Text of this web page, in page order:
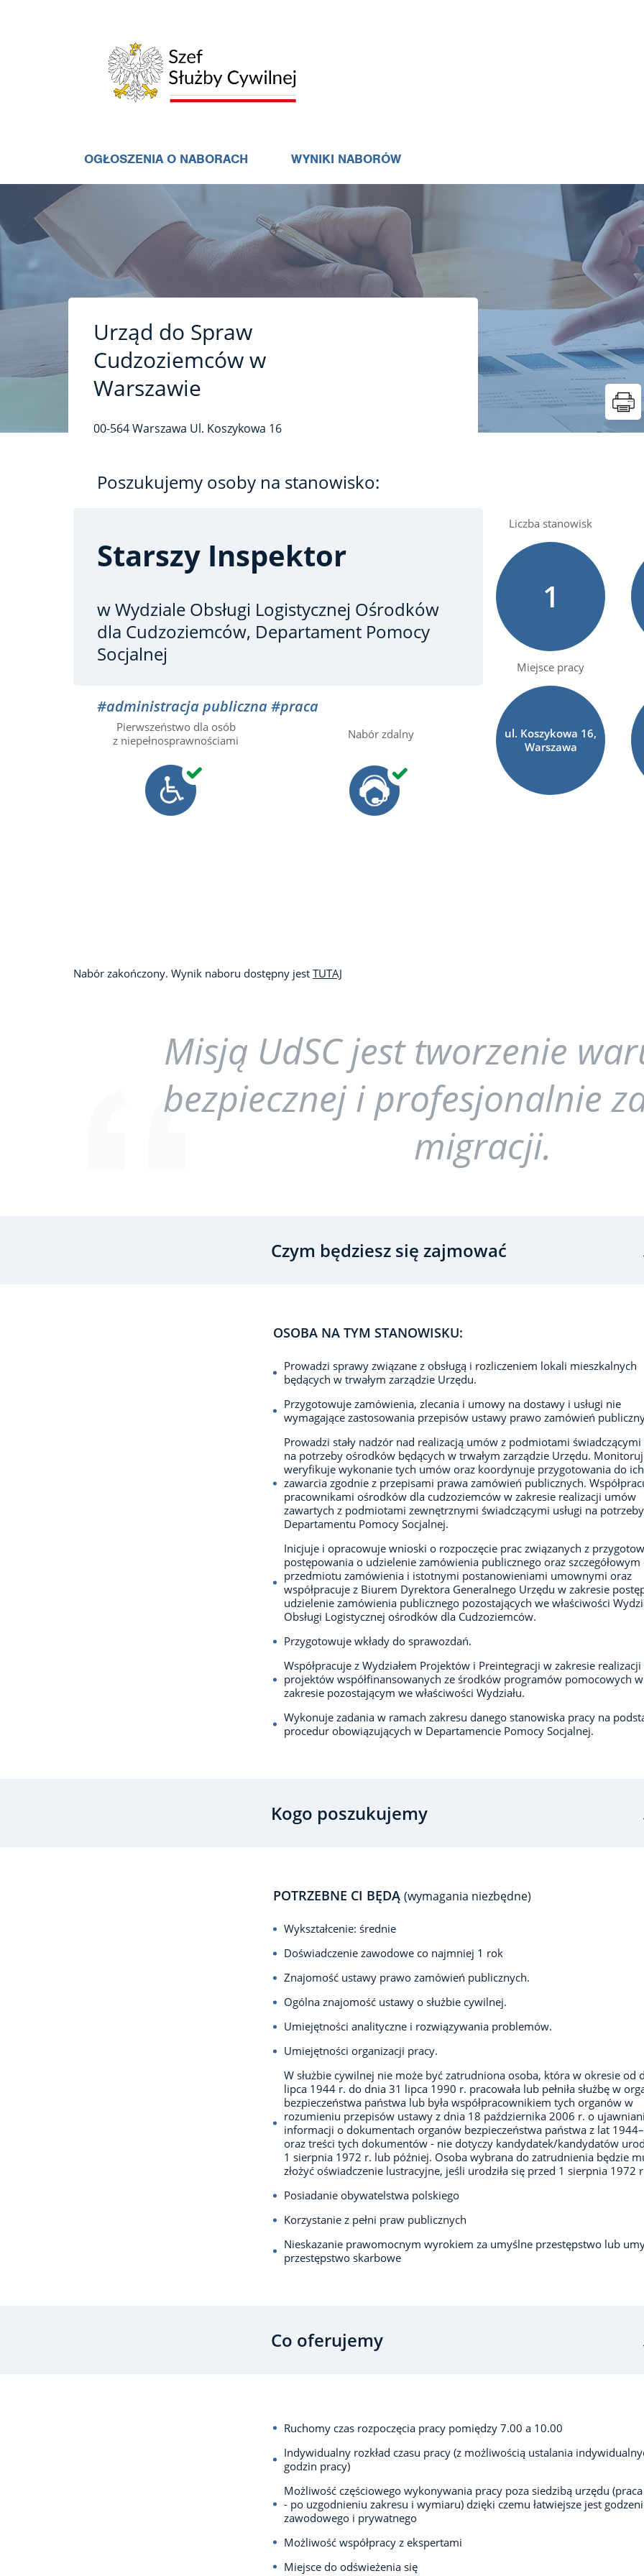
OGŁOSZENIA O NABORACH WYNIKI NABORÓW
Urząd do Spraw
Cudzoziemców w
Warszawie
00-564Warszawa Ul. Koszykowa 16
Poszukujemy osoby na stanowisko:
Starszy Inspektor
w Wydziale Obsługi Logistycznej Ośrodków
dla Cudzoziemców, Departament Pomocy
Socjalnej
#administracja publiczna#praca
Pierwszeństwo dla osób
z niepełnosprawnościami
Nabór zdalny
Liczba stanowisk
1
Miejsce pracy
ul. Koszykowa 16,
Warszawa
Nabór zakończony. Wynik naboru dostępny jest TUTAJ
Misją UdSC jest tworzenie
bezpiecznej i profesjonalnie
migracji.
Czym będziesz się zajmować
OSOBA NA TYM STANOWISKU:
Prowadzi sprawy związane z obsługą i rozliczeniem lokali mieszkalnych
będących w trwałym zarządzie Urzędu.
Przygotowuje zamówienia, zlecania i umowy na dostawy i usługi nie
wymagające zastosowania przepisów ustawy prawo zamówień
Prowadzi stały nadzór nad realizacją umów z podmiotami świadczącymi
na potrzeby ośrodków będących w trwałym zarządzie Urzędu.
weryfikuje wykonanie tych umów oraz koordynuje przygotowania do ich
zawarcia zgodnie z przepisami prawa zamówień publicznych.
pracownikami ośrodków dla cudzoziemców w zakresie realizacji umów
zawartych z podmiotami zewnętrznymi świadczącymi usługi na potrzeby
Departamentu Pomocy Socjalnej.
Inicjuje i opracowuje wnioski o rozpoczęcie prac związanych z
postępowania o udzielenie zamówienia publicznego oraz
przedmiotu zamówienia i istotnymi postanowieniami umownymi oraz
współpracuje z Biurem Dyrektora Generalnego Urzędu w zakresie
udzielenie zamówienia publicznego pozostających we właściwości
Obsługi Logistycznej ośrodków dla Cudzoziemców.
Przygotowuje wkłady do sprawozdań.
Współpracuje z Wydziałem Projektów i Preintegracji w zakresie realizacji
projektów współfinansowanych ze środków programów pomocowych w
zakresie pozostającym we właściwości Wydziału.
Wykonuje zadania w ramach zakresu danego stanowiska pracy na
procedur obowiązujących w Departamencie Pomocy Socjalnej.
Kogo poszukujemy
POTRZEBNE CI BĘDĄ (wymagania niezbędne)
Wykształcenie: średnie
Doświadczenie zawodowe co najmniej 1 rok
Znajomość ustawy prawo zamówień publicznych.
Ogólna znajomość ustawy o służbie cywilnej.
Umiejętności analityczne i rozwiązywania problemów.
Umiejętności organizacji pracy.
W służbie cywilnej nie może być zatrudniona osoba, która w okresie od
lipca 1944 r. do dnia 31 lipca 1990 r. pracowała lub pełniła służbę w
bezpieczeństwa państwa lub była współpracownikiem tych organów w
rozumieniu przepisów ustawy z dnia 18 października 2006 r. o
informacji o dokumentach organów bezpieczeństwa państwa z lat
oraz treści tych dokumentów - nie dotyczy kandydatek/kandydatów
1 sierpnia 1972 r. lub później. Osoba wybrana do zatrudnienia będzie
złożyć oświadczenie lustracyjne, jeśli urodziła się przed 1 sierpnia 1972
Posiadanie obywatelstwa polskiego
Korzystanie z pełni praw publicznych
Nieskazanie prawomocnym wyrokiem za umyślne przestępstwo lub
przestępstwo skarbowe
Co oferujemy
Ruchomy czas rozpoczęcia pracy pomiędzy 7.00 a 10.00
Indywidualny rozkład czasu pracy (z możliwością ustalania
godzin pracy)
Możliwość częściowego wykonywania pracy poza siedzibą urzędu
- po uzgodnieniu zakresu i wymiaru) dzięki czemu łatwiejsze jest
zawodowego i prywatnego
Możliwość współpracy z ekspertami
Miejsce do odświeżenia się